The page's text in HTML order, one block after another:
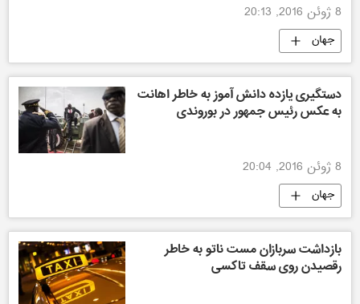
8 ژوئن 2016, 20:13
جهان
دستگیری یازده دانش آموز به خاطر اهانت
به عکس رئیس جمهور در بوروندی
8 ژوئن 2016, 20:04
جهان
بازداشت سربازان مست ناتو به خاطر
رقصیدن روی سقف تاکسی